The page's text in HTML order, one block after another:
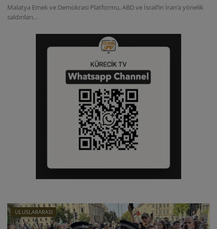
Malatya Emek ve Demokrasi Platformu, ABD ve İsrail’in İran’a yönelik
saldırıları...
ULUSLARARASI